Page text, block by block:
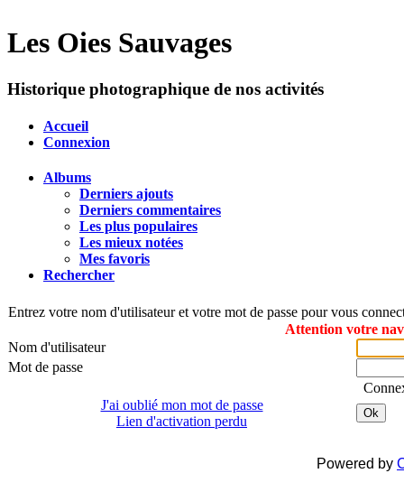
Les Oies Sauvages
Historique photographique de nos activités
Accueil
Connexion
Albums
Derniers ajouts
Derniers commentaires
Les plus populaires
Les mieux notées
Mes favoris
Rechercher
Entrez votre nom d'utilisateur et votre mot de passe pour vous
Attention votre
Nom d'utilisateur
Mot de passe
J'ai oublié mon mot de passe
Lien d'activation perdu
Ok
Powered by